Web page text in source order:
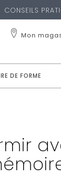
CONSEILS
Mon
DE FORME